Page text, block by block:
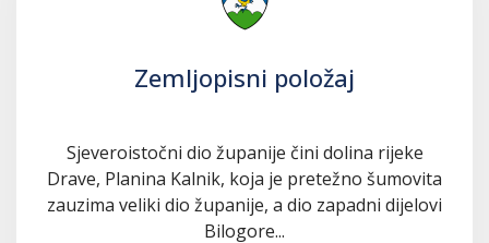
Zemljopisni položaj
Sjeveroistočni dio županije čini dolina rijeke
Drave, Planina Kalnik, koja je pretežno šumovita
zauzima veliki dio županije, a dio zapadni dijelovi
Bilogore...